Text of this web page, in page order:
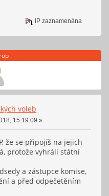
IP zaznamenána
voleb
15:19:09 »
že se připojíš na jejich
protože vyhráli státní
a zástupce komise,
a před odpečetěním